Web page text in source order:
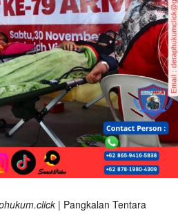
| Pangkalan Tentara